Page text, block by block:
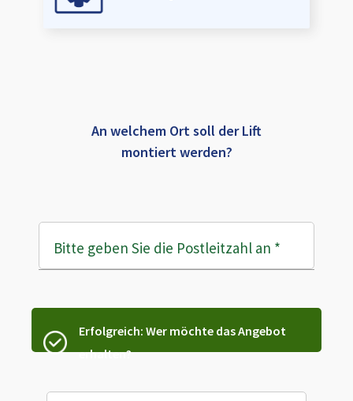
An welchem Ort soll der Lift
montiert werden?
Bitte geben Sie die Postleitzahl an *
Erfolgreich: Wer möchte das Angebot
erhalten?